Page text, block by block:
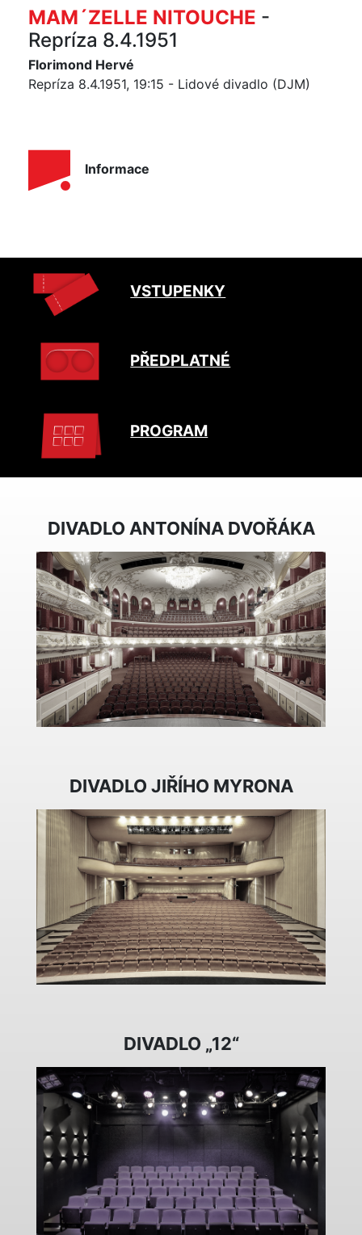
MAM´ZELLE NITOUCHE -
Repríza 8.4.1951
Florimond Hervé
Repríza 8.4.1951, 19:15 - Lidové divadlo (DJM)
Informace
VSTUPENKY
PŘEDPLATNÉ
PROGRAM
DIVADLO ANTONÍNA DVOŘÁKA
DIVADLO JIŘÍHO MYRONA
DIVADLO „12“